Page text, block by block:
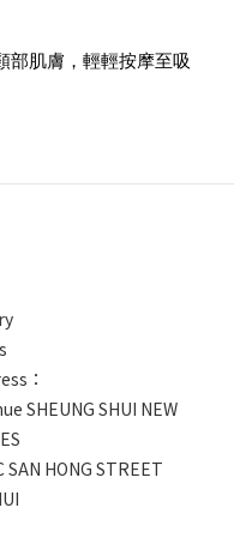
部肌膚，輕輕按摩至吸
：
SHEUNG SHUI NEW
HONG STREET